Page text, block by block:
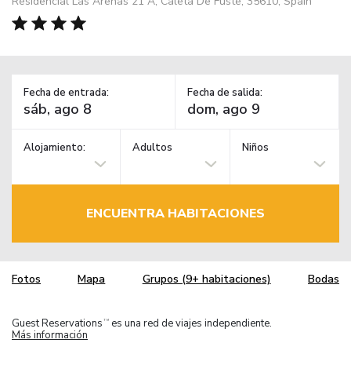
Fecha de entrada: Fecha de salida:
Alojamiento: Adultos Niños
ENCUENTRA HABITACIONES
Fotos Mapa Grupos (9+ habitaciones) Bodas
Guest Reservations TM
es una red de viajes independiente.
Más información